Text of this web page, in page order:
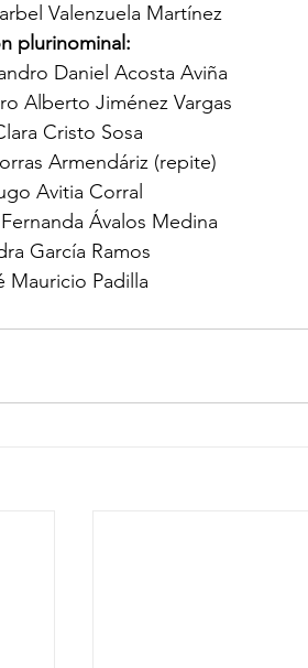
Valenzuela Martínez
plurinominal:
Daniel Acosta Aviña
Alberto Jiménez Vargas
Cristo Sosa
Armendáriz (repite)
Avitia Corral
Ávalos Medina
García Ramos
Mauricio Padilla